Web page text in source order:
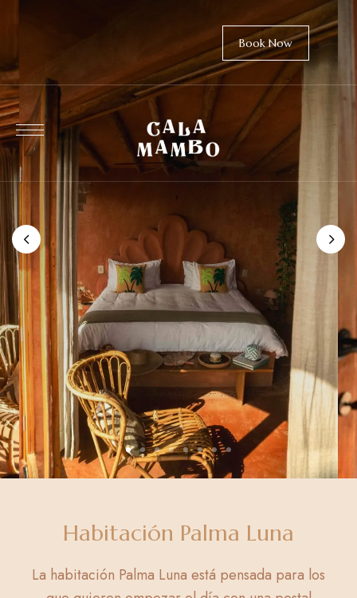
Book Now
Habitación Palma Luna
La habitación Palma Luna está pensada para los